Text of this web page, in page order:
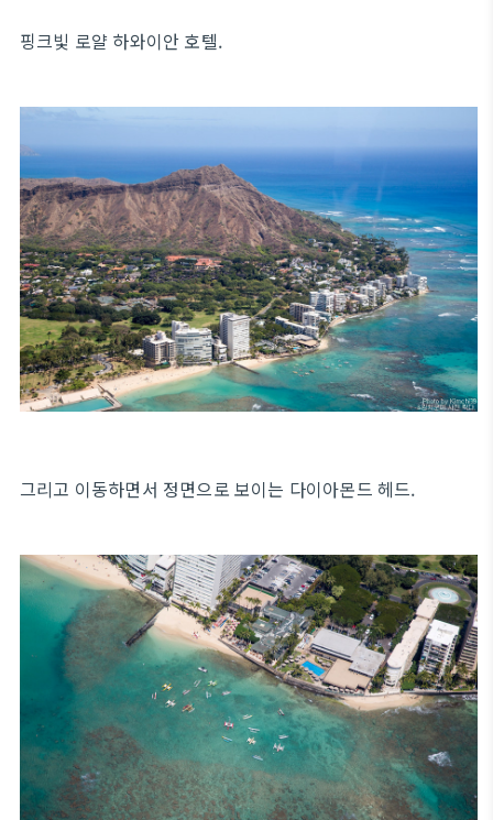
핑크빛 로얄 하와이안 호텔.
그리고 이동하면서 정면으로 보이는 다이아몬드 헤드.